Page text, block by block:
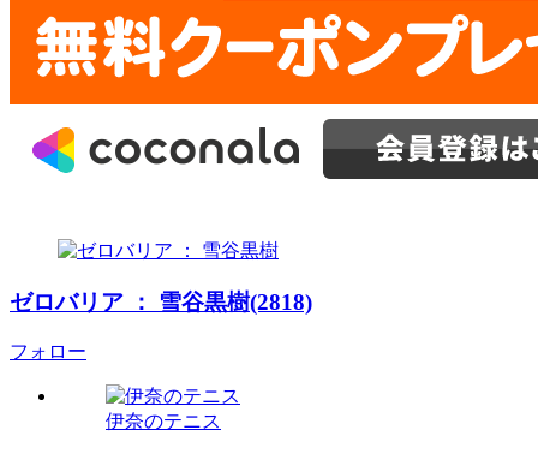
ゼロバリア ： 雪谷黒樹(2818)
フォロー
伊奈のテニス